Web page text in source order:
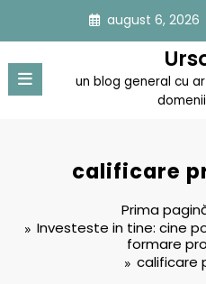
conținut
august 6, 2026
un blog general cu
calificare
Prima
Investeste in tine: cine
formare
calificare